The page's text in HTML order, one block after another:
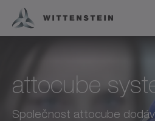
attocube
Společnost attocube